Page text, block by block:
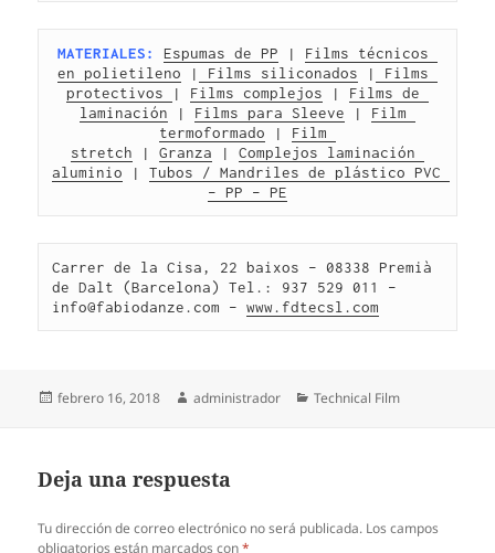
MATERIALES: Espumas de PP | Films técnicos
en polietileno | Films siliconados |
Films
protectivos
| Films complejos | Films de
laminación | Films para Sleeve | Film
termoformado | Film
stretch | Granza | Complejos laminación
aluminio | Tubos / Mandriles de plástico PVC
– PP – PE
Carrer de la Cisa, 22 baixos – 08338 Premià
de Dalt (Barcelona) Tel.: 937 529 011 –
info@fabiodanze.com – www.fdtecsl.com
Publicado
febrero 16, 2018 Autor
administrador Categorías
Technical Film
Deja una respuesta
Tu dirección de correo electrónico no será publicada. Los campos
obligatorios están marcados con*